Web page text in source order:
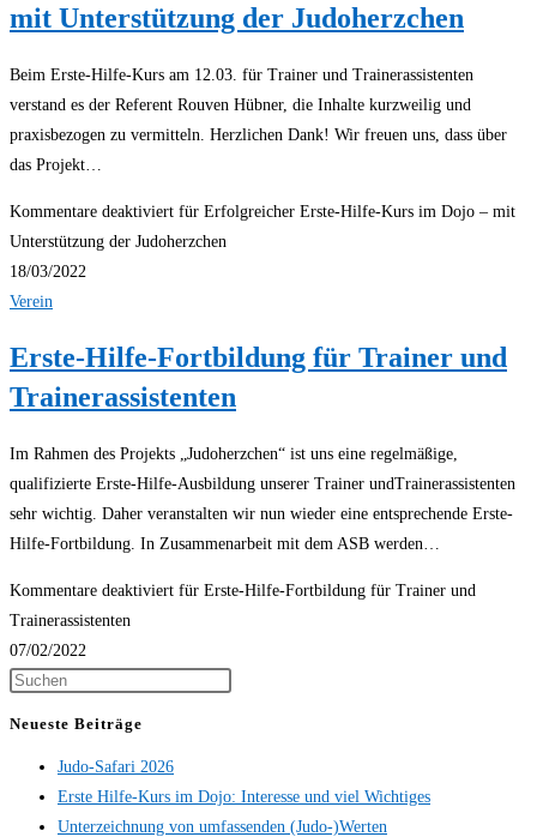
mit Unterstützung der Judoherzchen
Beim Erste-Hilfe-Kurs am 12.03. für Trainer und Trainerassistenten
verstand es der Referent Rouven Hübner, die Inhalte kurzweilig und
praxisbezogen zu vermitteln. Herzlichen Dank! Wir freuen uns, dass über
das Projekt…
Kommentare deaktiviert für Erfolgreicher Erste-Hilfe-Kurs im Dojo – mit
Unterstützung der Judoherzchen
18/03/2022
Verein
Erste-Hilfe-Fortbildung für Trainer und
Trainerassistenten
Im Rahmen des Projekts „Judoherzchen“ ist uns eine regelmäßige,
qualifizierte Erste-Hilfe-Ausbildung unserer Trainer undTrainerassistenten
sehr wichtig. Daher veranstalten wir nun wieder eine entsprechende Erste-
Hilfe-Fortbildung. In Zusammenarbeit mit dem ASB werden…
Kommentare deaktiviert für Erste-Hilfe-Fortbildung für Trainer und
Trainerassistenten
07/02/2022
Neueste Beiträge
Judo-Safari 2026
Erste Hilfe-Kurs im Dojo: Interesse und viel Wichtiges
Unterzeichnung von umfassenden (Judo-)Werten